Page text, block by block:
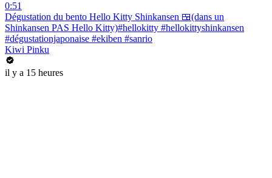
0:51
Dégustation du bento Hello Kitty Shinkansen 🍱(dans un
Shinkansen PAS Hello Kitty)#hellokitty #hellokittyshinkansen
#dégustationjaponaise #ekiben #sanrio
Kiwi Pinku
il y a 15 heures